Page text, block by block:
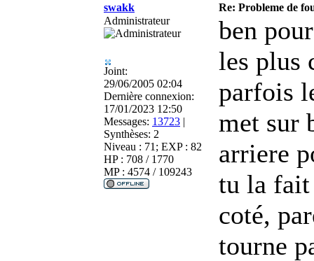
swakk
Re: Probleme de
Administrateur
Joint:
29/06/2005 02:04
Dernière connexion:
17/01/2023 12:50
Messages: 13723 |
Synthèses: 2
Niveau : 71; EXP : 82
HP : 708 / 1770
MP : 4574 / 109243
ben
les plus
parfois
met sur
arriere
tu la fait
coté,
tourne